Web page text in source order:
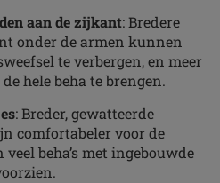
aan de zijkant: Bredere
onder de armen kunnen
te verbergen, en meer
hele beha te brengen.
: Breder, gewatteerde
comfortabeler voor de
beha’s met ingebouwde